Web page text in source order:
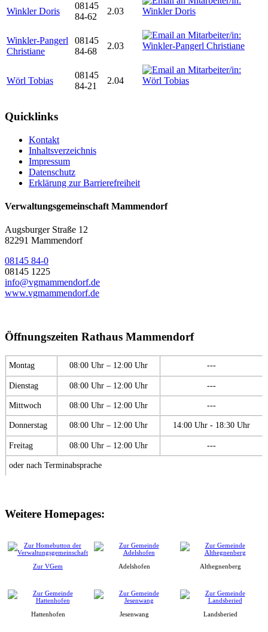
Winkler Doris
08145
84-62
2.03
Winkler-Pangerl
Christiane
08145
84-68
2.03
Wörl Tobias
08145
84-21
2.04
Quicklinks
Kontakt
Inhaltsverzeichnis
Impressum
Datenschutz
Erklärung zur Barrierefreiheit
Verwaltungsgemeinschaft Mammendorf
Augsburger Straße 12
82291 Mammendorf
08145 84-0
08145 1225
info@vgmammendorf.de
www.vgmammendorf.de
Öffnungszeiten Rathaus Mammendorf
Montag 08:00 Uhr – 12:00 Uhr ---
Dienstag 08:00 Uhr – 12:00 Uhr ---
Mittwoch 08:00 Uhr – 12:00 Uhr ---
Donnerstag 08:00 Uhr – 12:00 Uhr 14:00 Uhr - 18:30 Uhr
Freitag 08:00 Uhr – 12:00 Uhr ---
oder nach Terminabsprache
Weitere Homepages:
Zur VGem Adelshofen Althegnenberg
Hattenhofen Jesenwang Landsberied